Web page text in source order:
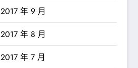
2017 年 9 月
2017 年 8 月
2017 年 7 月